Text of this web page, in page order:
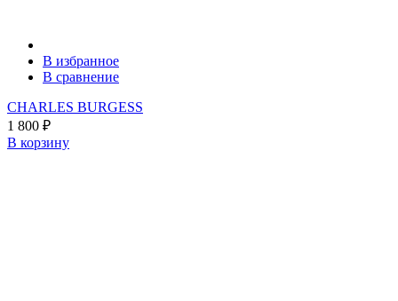
В избранное
В сравнение
CHARLES BURGESS
1 800 ₽
В корзину